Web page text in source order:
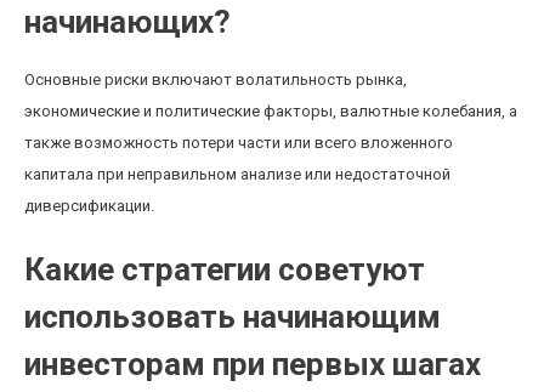
начинающих?
Основные риски включают волатильность рынка,
экономические и политические факторы, валютные колебания, а
также возможность потери части или всего вложенного
капитала при неправильном анализе или недостаточной
диверсификации.
Какие стратегии советуют
использовать начинающим
инвесторам при первых шагах